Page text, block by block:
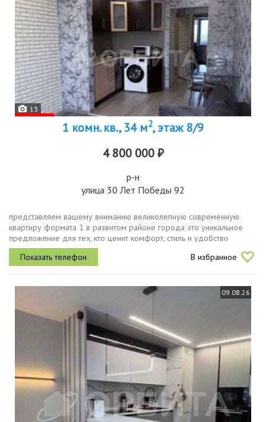
13
1 комн. кв., 34 м2, этаж 8/9
4 800 000 ₽
р-н
улица 30 Лет Победы 92
представляем вашему вниманию великолепную современную
квартиру формата 1 в развитом районе города это уникальное
предложение для тех, кто ценит комфорт, стиль и удобство
городской жизни.квартира выполнена качественный современный
ремонт.просторная...
В избранное
09.08.26